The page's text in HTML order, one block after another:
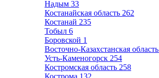
Надым 33
Костанайская область 262
Костанай 235
Тобыл 6
Боровской 1
Восточно-Казахстанская область
Усть-Каменогорск 254
Костромская область 258
Кострома 132